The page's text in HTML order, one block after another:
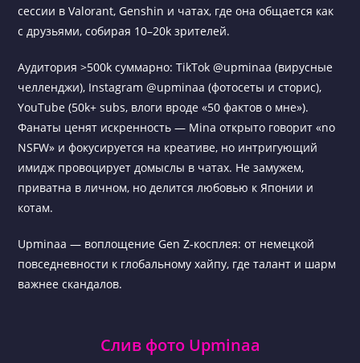
сессии в Valorant, Genshin и чатах, где она общается как
с друзьями, собирая 10–20k зрителей.
Аудитория >500k суммарно: TikTok @upminaa (вирусные
челленджи), Instagram @upminaa (фотосеты и сторис),
YouTube (50k+ subs, влоги вроде «50 фактов о мне»).
Фанаты ценят искренность — Mina открыто говорит «no
NSFW» и фокусируется на креативе, но интригующий
имидж провоцирует домыслы в чатах. Не замужем,
приватна в личном, но делится любовью к Японии и
котам.
Upminaa — воплощение Gen Z-косплея: от немецкой
повседневности к глобальному хайпу, где талант и шарм
важнее скандалов.
Слив фото Upminaa